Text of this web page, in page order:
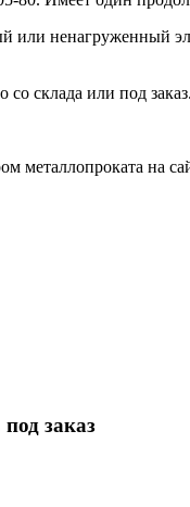
ненагруженный
склада или под заказ.
металлопроката на
заказ